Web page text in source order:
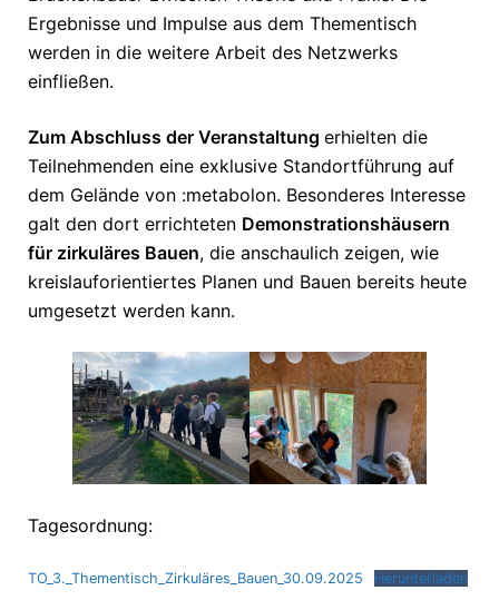
Ergebnisse und Impulse aus dem Thementisch
werden in die weitere Arbeit des Netzwerks
einfließen.
Zum Abschluss der Veranstaltung erhielten die
Teilnehmenden eine exklusive Standortführung auf
dem Gelände von :metabolon. Besonderes Interesse
galt den dort errichteten Demonstrationshäusern
für zirkuläres Bauen, die anschaulich zeigen, wie
kreislauforientiertes Planen und Bauen bereits heute
umgesetzt werden kann.
Tagesordnung:
TO_3._Thementisch_Zirkuläres_Bauen_30.09.2025 Herunterladen